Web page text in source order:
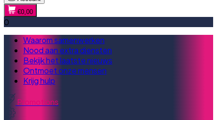
€0,00
0
Waarom samenwerken
Nood aan extra diensten
Bekijk het laatste nieuws
Ontmoet onze mensen
Krijg hulp
Promotions